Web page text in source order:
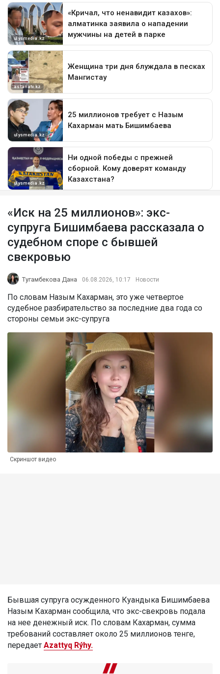
«Иск на 25 миллионов»: экс-
супруга Бишимбаева рассказала о
судебном споре с бывшей
свекровью
Тугамбекова Дана 06.08.2026, 10:17 Новости
По словам Назым Кахарман, это уже четвертое
судебное разбирательство за последние два года со
стороны семьи экс-супруга
Скриншот видео
Бывшая супруга осужденного Куандыка Бишимбаева
Назым Кахарман сообщила, что экс-свекровь подала
на нее денежный иск. По словам Кахарман, сумма
требований составляет около 25 миллионов тенге,
передает Azattyq Rýhy.